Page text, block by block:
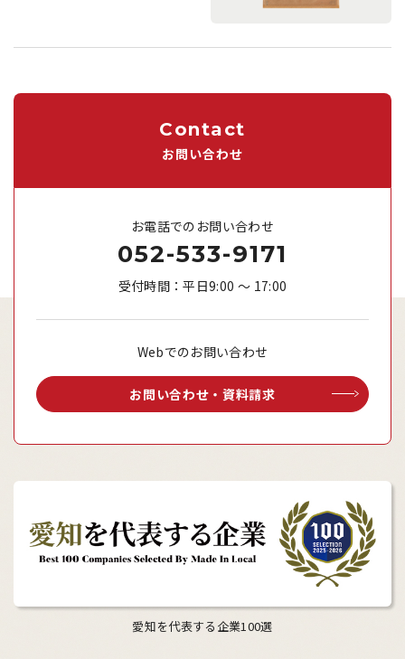
Contact
お問い合わせ
お電話でのお問い合わせ
052-533-9171
受付時間：平日9:00 ～ 17:00
Webでのお問い合わせ
お問い合わせ・資料請求
愛知を代表する企業100選